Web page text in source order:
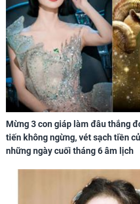
Mừng 3 con giáp làm đâu thắng
tiến không ngừng, vét sạch tiền
những ngày cuối tháng 6 âm lịch